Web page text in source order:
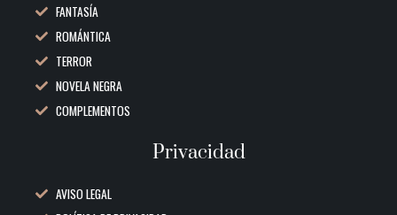
FANTASÍA
ROMÁNTICA
TERROR
NOVELA NEGRA
COMPLEMENTOS
Privacidad
AVISO LEGAL